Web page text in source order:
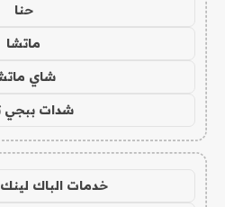
حنا
ماتشا
شاي
شدات ببجي
خدمات الباك